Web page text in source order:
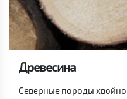
Древесина
Северные породы